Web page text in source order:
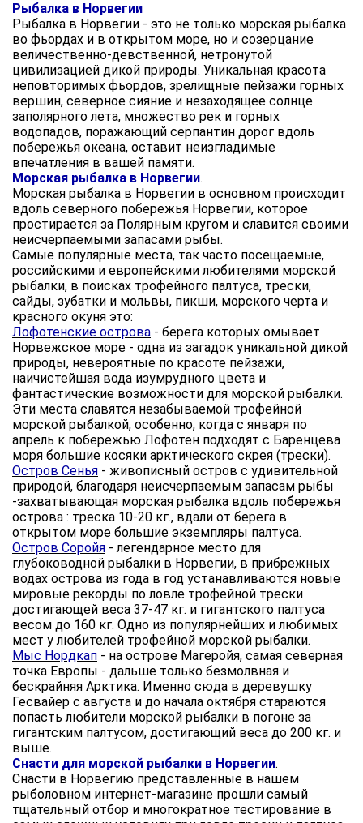
Рыбалка в Норвегии
Рыбалка в Норвегии - это не только морская рыбалка
во фьордах и в открытом море, но и созерцание
величественно-девственной, нетронутой
цивилизацией дикой природы. Уникальная красота
неповторимых фьордов, зрелищные пейзажи горных
вершин, северное сияние и незаходящее солнце
заполярного лета, множество рек и горных
водопадов, поражающий серпантин дорог вдоль
побережья океана, оставит неизгладимые
впечатления в вашей памяти.
Морская рыбалка в Норвегии.
Морская рыбалка в Норвегии в основном происходит
вдоль северного побережья Норвегии, которое
простирается за Полярным кругом и славится своими
неисчерпаемыми запасами рыбы.
Самые популярные места, так часто посещаемые,
российскими и европейскими любителями морской
рыбалки, в поисках трофейного палтуса, трески,
сайды, зубатки и мольвы, пикши, морского черта и
красного окуня это:
Лофотенские острова - берега которых омывает
Норвежское море - одна из загадок уникальной дикой
природы, невероятные по красоте пейзажи,
наичистейшая вода изумрудного цвета и
фантастические возможности для морской рыбалки.
Эти места славятся незабываемой трофейной
морской рыбалкой, особенно, когда с января по
апрель к побережью Лофотен подходят с Баренцева
моря большие косяки арктического скрея (трески).
Остров Сенья - живописный остров с удивительной
природой, благодаря неисчерпаемым запасам рыбы
-захватывающая морская рыбалка вдоль побережья
острова : треска 10-20 кг., вдали от берега в
открытом море большие экземпляры палтуса.
Остров Соройя - легендарное место для
глубоководной рыбалки в Норвегии, в прибрежных
водах острова из года в год устанавливаются новые
мировые рекорды по ловле трофейной трески
достигающей веса 37-47 кг. и гигантского палтуса
весом до 160 кг. Одно из популярнейших и любимых
мест у любителей трофейной морской рыбалки.
Мыс Нордкап - на острове Магеройя, самая северная
точка Европы - дальше только безмолвная и
бескрайняя Арктика. Именно сюда в деревушку
Гесвайер с августа и до начала октября стараются
попасть любители морской рыбалки в погоне за
гигантским палтусом, достигающий веса до 200 кг. и
выше.
Снасти для морской рыбалки в Норвегии.
Снасти в Норвегию представленные в нашем
рыболовном интернет-магазине прошли самый
тщательный отбор и многократное тестирование в